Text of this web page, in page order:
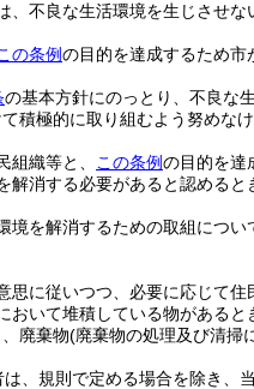
、不良な生活環境を生じさせ
の条例の目的を達成するため市
の基本方針にのっとり、不良な
積極的に取り組むよう努めなけ
組織等と、 この条例の目的を達
解消する必要があると認める
境を解消するための取組につ
思に従いつつ、必要に応じて
おいて堆積している物がある
廃棄物(廃棄物の処理及び清掃
、規則で定める場合を除き、